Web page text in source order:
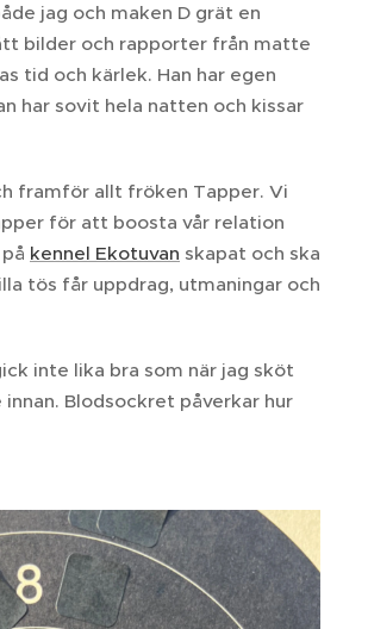
jag och maken D grät en
bilder och rapporter från matte
tid och kärlek. Han har egen
har sovit hela natten och kissar
framför allt fröken Tapper. Vi
för att boosta vår relation
kennel Ekotuvan skapat och ska
tös får uppdrag, utmaningar och
inte lika bra som när jag sköt
Blodsockret påverkar hur